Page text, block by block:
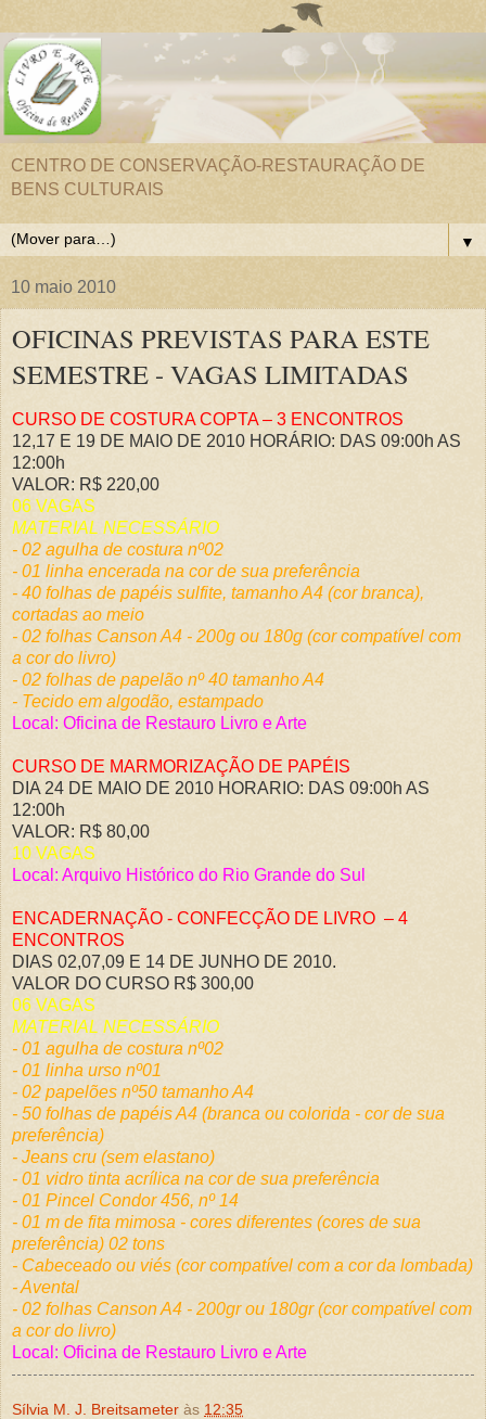
CENTRO DE CONSERVAÇÃO-RESTAURAÇÃO DE
BENS CULTURAIS
▼
10 maio 2010
OFICINAS PREVISTAS PARA ESTE
SEMESTRE - VAGAS LIMITADAS
CURSO DE COSTURA COPTA – 3 ENCONTROS
12,17 E 19 DE MAIO DE 2010 HORÁRIO: DAS 09:00h AS
12:00h
VALOR: R$ 220,00
06 VAGAS
MATERIAL NECESSÁRIO
- 02 agulha de costura nº02
- 01 linha encerada na cor de sua preferência
- 40 folhas de papéis sulfite, tamanho A4 (cor branca),
cortadas ao meio
- 02 folhas Canson A4 - 200g ou 180g (cor compatível com
a cor do livro)
- 02 folhas de papelão nº 40 tamanho A4
- Tecido em algodão, estampado
Local: Oficina de Restauro Livro e Arte
CURSO DE MARMORIZAÇÃO DE PAPÉIS
DIA 24 DE MAIO DE 2010 HORARIO: DAS 09:00h AS
12:00h
VALOR: R$ 80,00
10 VAGAS
Local: Arquivo Histórico do Rio Grande do Sul
ENCADERNAÇÃO - CONFECÇÃO DE LIVRO – 4
ENCONTROS
DIAS 02,07,09 E 14 DE JUNHO DE 2010.
VALOR DO CURSO R$ 300,00
06 VAGAS
MATERIAL NECESSÁRIO
- 01 agulha de costura nº02
- 01 linha urso nº01
- 02 papelões nº50 tamanho A4
- 50 folhas de papéis A4 (branca ou colorida - cor de sua
preferência)
- Jeans cru (sem elastano)
- 01 vidro tinta acrílica na cor de sua preferência
- 01 Pincel Condor 456, nº 14
- 01 m de fita mimosa - cores diferentes (cores de sua
preferência) 02 tons
- Cabeceado ou viés (cor compatível com a cor da lombada)
- Avental
- 02 folhas Canson A4 - 200gr ou 180gr (cor compatível com
a cor do livro)
Local: Oficina de Restauro Livro e Arte
Sílvia M. J. Breitsameter às 12:35